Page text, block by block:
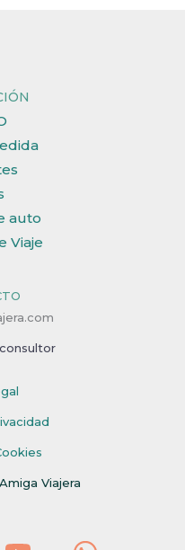
auto
Viaje
Viajera